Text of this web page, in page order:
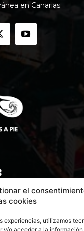
el
cookies
experiencias, utilizamos
en Canarias.